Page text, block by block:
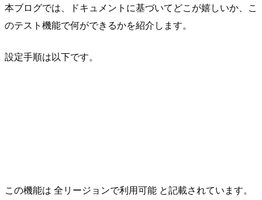
本ブログでは、ドキュメントに基づいてどこが嬉しいか、こ
のテスト機能で何ができるかを紹介します。
設定手順は以下です。
この機能は 全リージョンで利用可能 と記載されています。